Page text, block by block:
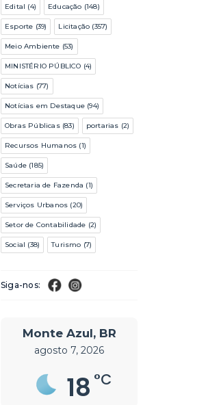
Edital (4) Educação (148)
Esporte (39) Licitação (357)
Meio Ambiente (53)
MINISTÉRIO PÚBLICO (4)
Notícias (77)
Notícias em Destaque (94)
Obras Públicas (83) portarias (2)
Recursos Humanos (1)
Saúde (185)
Secretaria de Fazenda (1)
Serviços Urbanos (20)
Setor de Contabilidade (2)
Social (38) Turismo (7)
Siga-nos:
Monte Azul, BR
agosto 7, 2026
18 °C